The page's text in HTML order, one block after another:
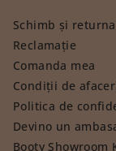
Schimb și
Reclamație
Comanda mea
Condiții de
Politica de
Devino un
Booty Showroom